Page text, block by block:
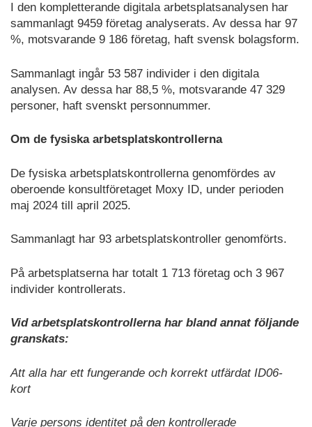
I den kompletterande digitala arbetsplatsanalysen har
sammanlagt 9459 företag analyserats. Av dessa har 97
%, motsvarande 9 186 företag, haft svensk bolagsform.
Sammanlagt ingår 53 587 individer i den digitala
analysen. Av dessa har 88,5 %, motsvarande 47 329
personer, haft svenskt personnummer.
Om de fysiska arbetsplatskontrollerna
De fysiska arbetsplatskontrollerna genomfördes av
oberoende konsultföretaget Moxy ID, under perioden
maj 2024 till april 2025.
Sammanlagt har 93 arbetsplatskontroller genomförts.
På arbetsplatserna har totalt 1 713 företag och 3 967
individer kontrollerats.
Vid arbetsplatskontrollerna har bland annat följande
granskats:
Att alla har ett fungerande och korrekt utfärdat ID06-
kort
Varje persons identitet på den kontrollerade